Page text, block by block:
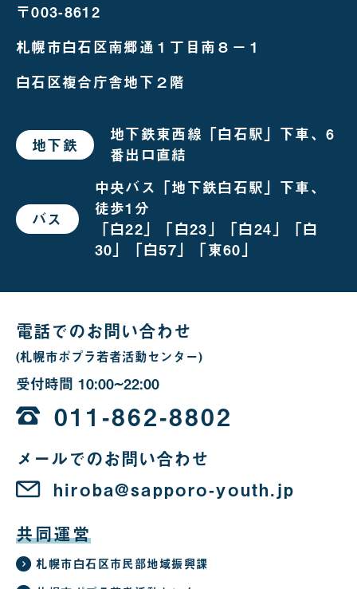
〒003-8612
札幌市白石区南郷通１丁目南８－１
白石区複合庁舎地下２階
地下鉄 で
お
場
合
地下鉄東西線「白石駅」下車、6
番出口直結
バス で
お
場
中央バス「地下鉄白石駅」下車、
徒歩1分
「白22」「白23」「白24」「白
30」「白57」「東60」
電話でのお問い合わせ
(札幌市ポプラ若者活動センター)
受付時間 10:00~22:00
時
か
ら
22
011-862-8802
メールでのお問い合わせ
hiroba@sapporo-youth.jp
共同運営
札幌市白石区市民部地域振興課